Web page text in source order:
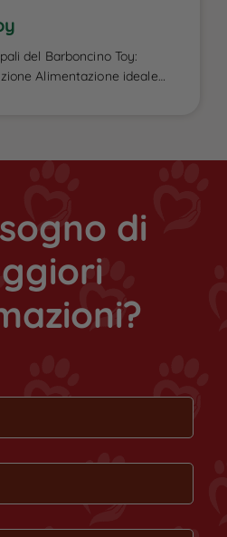
del Barboncino Toy:
Alimentazione ideale
di